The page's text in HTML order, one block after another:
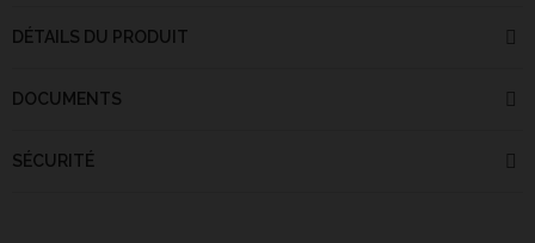
DÉTAILS DU PRODUIT
DOCUMENTS
SÉCURITÉ